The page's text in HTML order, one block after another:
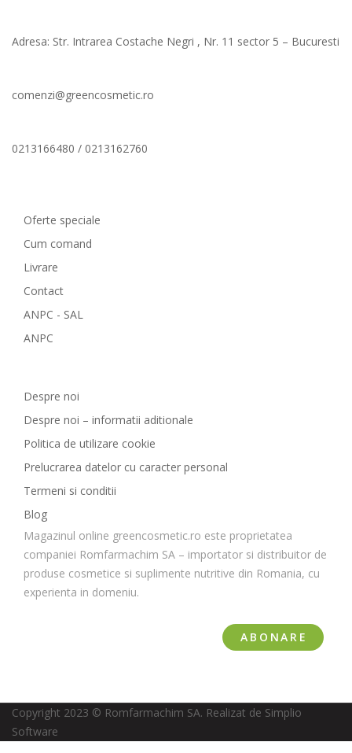
Adresa: Str. Intrarea Costache Negri , Nr. 11 sector 5 – Bucuresti
comenzi@greencosmetic.ro
0213166480 / 0213162760
Oferte speciale
Cum comand
Livrare
Contact
ANPC - SAL
ANPC
Despre noi
Despre noi – informatii aditionale
Politica de utilizare cookie
Prelucrarea datelor cu caracter personal
Termeni si conditii
Blog
Magazinul online greencosmetic.ro este proprietatea
companiei Romfarmachim SA – importator si distribuitor de
produse cosmetice si suplimente nutritive din Romania, cu
experienta in domeniu.
ABONARE
Copyright 2023 © Romfarmachim SA. Realizat de Simplio
Software